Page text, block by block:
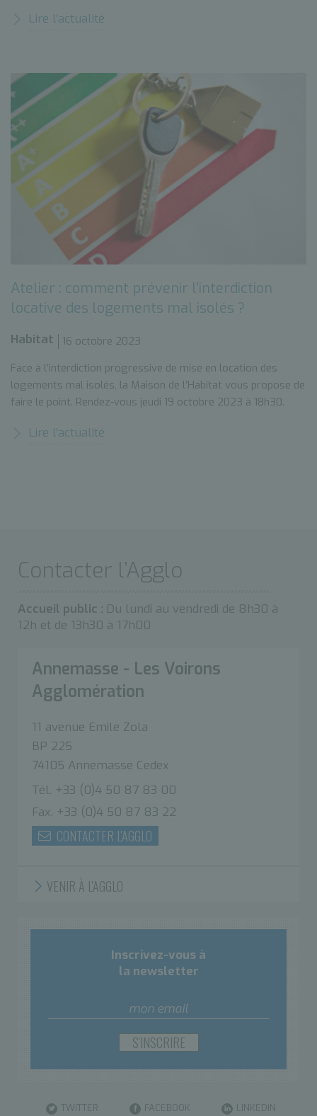
Lire l’actualité
Atelier : comment prévenir l'interdiction
locative des logements mal isolés ?
Habitat
16 octobre 2023
Face à l’interdiction progressive de mise en location des
logements mal isolés, la Maison de l’Habitat vous propose de
faire le point. Rendez-vous jeudi 19 octobre 2023 à 18h30.
Lire l’actualité
Contacter l’Agglo
Accueil public : Du lundi au vendredi de 8h30 à
12h et de 13h30 à 17h00
Annemasse - Les Voirons
Agglomération
11 avenue Emile Zola
BP 225
74105 Annemasse Cedex
Tél. +33 (0)4 50 87 83 00
Fax. +33 (0)4 50 87 83 22
CONTACTER L'AGGLO
VENIR À L'AGGLO
Inscrivez-vous à
la newsletter
TWITTER FACEBOOK LINKEDIN